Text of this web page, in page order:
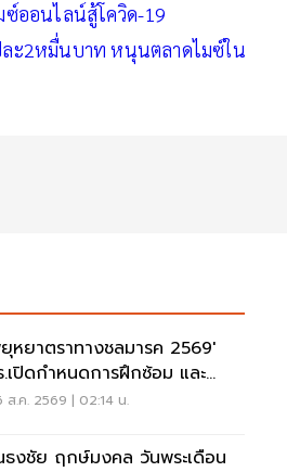
ซ์ออนไลน์สู้โควิด-19
ะ2หมื่นบาท หนุนตลาดไมซ์ใน
หยาตราทางชลมารค 2569'
.เปิดกำหนดการฝึกซ้อม และ
พระราชพิธี จุดชมขบวน
ส.ค. 2569 | 02:14 น.
ธงชัย ฤกษ์มงคล วันพระเดือน